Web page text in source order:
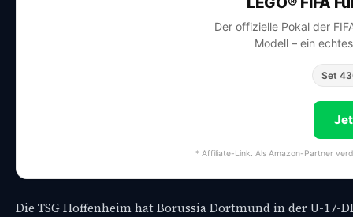
Der offizielle Pokal der
Modell – ein
Set
* Affiliate-Link. Als Amazon-Partner
Die TSG Hoffenheim hat Borussia Dortmund in der U-17-